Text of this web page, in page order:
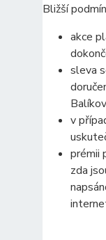
Bližší
akce
sleva
v
prémii
zda